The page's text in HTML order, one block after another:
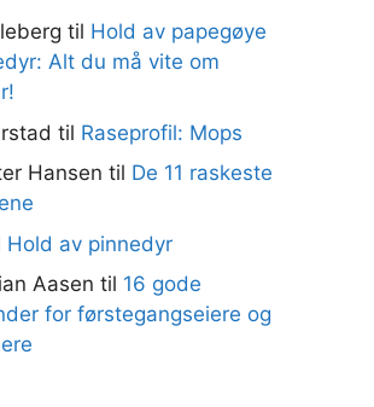
til Hold av papegøye
Alt du må vite om
til Raseprofil: Mops
Hansen til De 11 raskeste
Hold av pinnedyr
Aasen til 16 gode
for førstegangseiere og